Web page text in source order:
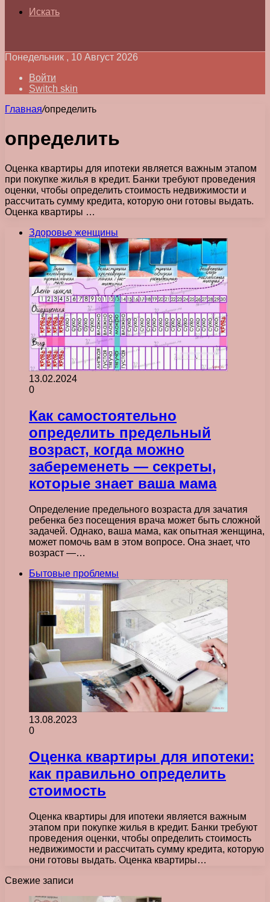
Искать
Понедельник , 10 Август 2026
Войти
Switch skin
Главная/определить
определить
Оценка квартиры для ипотеки является важным этапом
при покупке жилья в кредит. Банки требуют проведения
оценки, чтобы определить стоимость недвижимости и
рассчитать сумму кредита, которую они готовы выдать.
Оценка квартиры …
Здоровье женщины
13.02.2024
0
Как самостоятельно
определить предельный
возраст, когда можно
забеременеть — секреты,
которые знает ваша мама
Определение предельного возраста для зачатия
ребенка без посещения врача может быть сложной
задачей. Однако, ваша мама, как опытная женщина,
может помочь вам в этом вопросе. Она знает, что
возраст —…
Бытовые проблемы
13.08.2023
0
Оценка квартиры для ипотеки:
как правильно определить
стоимость
Оценка квартиры для ипотеки является важным
этапом при покупке жилья в кредит. Банки требуют
проведения оценки, чтобы определить стоимость
недвижимости и рассчитать сумму кредита, которую
они готовы выдать. Оценка квартиры…
Свежие записи